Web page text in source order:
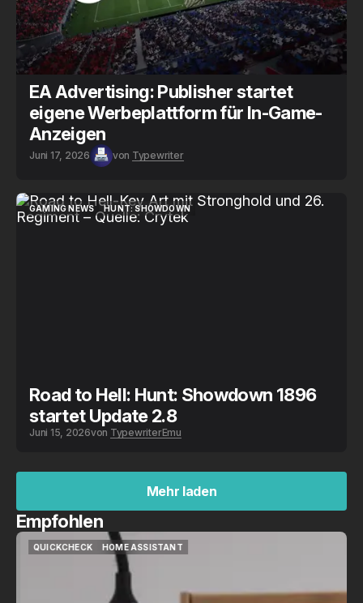
EA Advertising: Publisher startet
eigene Werbeplattform für In-Game-
Anzeigen
Juni 17, 2026 von Typewriter
GAMING NEWS
GAMING NEWS
HUNT: SHOWDOWN
HUNT: SHOWDOWN
Road to Hell: Hunt: Showdown 1896
startet Update 2.8
Juni 15, 2026von TypewriterEmu
Mehr laden
Mehr laden
Empfohlen
QUICKCHECK
HOME ASSISTANT
HOME ASSISTANT